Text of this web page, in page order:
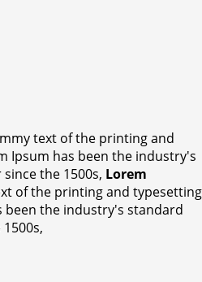
text of the printing and
Ipsum has been the industry's
the 1500s, Lorem
of the printing and typesetting
been the industry's standard